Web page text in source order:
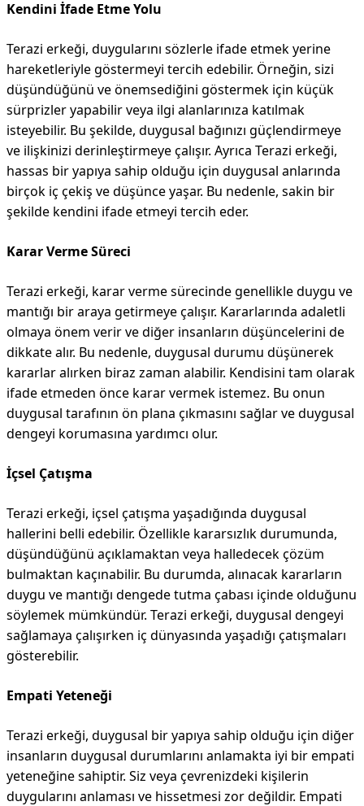
Kendini İfade Etme Yolu
Terazi erkeği, duygularını sözlerle ifade etmek yerine
hareketleriyle göstermeyi tercih edebilir. Örneğin, sizi
düşündüğünü ve önemsediğini göstermek için küçük
sürprizler yapabilir veya ilgi alanlarınıza katılmak
isteyebilir. Bu şekilde, duygusal bağınızı güçlendirmeye
ve ilişkinizi derinleştirmeye çalışır. Ayrıca Terazi erkeği,
hassas bir yapıya sahip olduğu için duygusal anlarında
birçok iç çekiş ve düşünce yaşar. Bu nedenle, sakin bir
şekilde kendini ifade etmeyi tercih eder.
Karar Verme Süreci
Terazi erkeği, karar verme sürecinde genellikle duygu ve
mantığı bir araya getirmeye çalışır. Kararlarında adaletli
olmaya önem verir ve diğer insanların düşüncelerini de
dikkate alır. Bu nedenle, duygusal durumu düşünerek
kararlar alırken biraz zaman alabilir. Kendisini tam olarak
ifade etmeden önce karar vermek istemez. Bu onun
duygusal tarafının ön plana çıkmasını sağlar ve duygusal
dengeyi korumasına yardımcı olur.
İçsel Çatışma
Terazi erkeği, içsel çatışma yaşadığında duygusal
hallerini belli edebilir. Özellikle kararsızlık durumunda,
düşündüğünü açıklamaktan veya halledecek çözüm
bulmaktan kaçınabilir. Bu durumda, alınacak kararların
duygu ve mantığı dengede tutma çabası içinde olduğunu
söylemek mümkündür. Terazi erkeği, duygusal dengeyi
sağlamaya çalışırken iç dünyasında yaşadığı çatışmaları
gösterebilir.
Empati Yeteneği
Terazi erkeği, duygusal bir yapıya sahip olduğu için diğer
insanların duygusal durumlarını anlamakta iyi bir empati
yeteneğine sahiptir. Siz veya çevrenizdeki kişilerin
duygularını anlaması ve hissetmesi zor değildir. Empati